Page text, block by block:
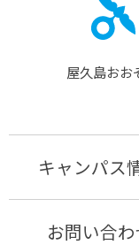
屋久島おお
キャンパス
お問い合わ